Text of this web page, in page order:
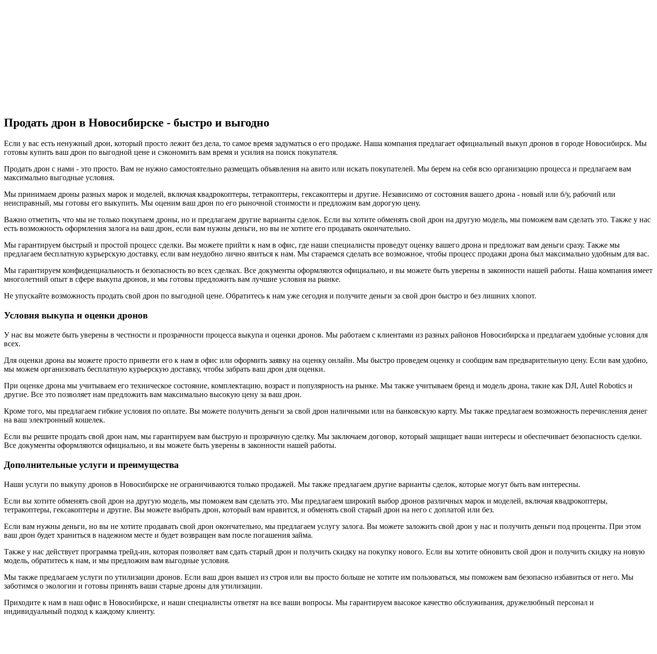
Продать дрон в Новосибирске - быстро и выгодно
Если у вас есть ненужный дрон, который просто лежит без дела, то самое время задуматься о его продаже. Наша компания предлагает официальный выкуп дронов в городе Новосибирск. Мы
готовы купить ваш дрон по выгодной цене и сэкономить вам время и усилия на поиск покупателя.
Продать дрон с нами - это просто. Вам не нужно самостоятельно размещать объявления на авито или искать покупателей. Мы берем на себя всю организацию процесса и предлагаем вам
максимально выгодные условия.
Мы принимаем дроны разных марок и моделей, включая квадрокоптеры, тетракоптеры, гексакоптеры и другие. Независимо от состояния вашего дрона - новый или б/у, рабочий или
неисправный, мы готовы его выкупить. Мы оценим ваш дрон по его рыночной стоимости и предложим вам дорогую цену.
Важно отметить, что мы не только покупаем дроны, но и предлагаем другие варианты сделок. Если вы хотите обменять свой дрон на другую модель, мы поможем вам сделать это. Также у нас
есть возможность оформления залога на ваш дрон, если вам нужны деньги, но вы не хотите его продавать окончательно.
Мы гарантируем быстрый и простой процесс сделки. Вы можете прийти к нам в офис, где наши специалисты проведут оценку вашего дрона и предложат вам деньги сразу. Также мы
предлагаем бесплатную курьерскую доставку, если вам неудобно лично явиться к нам. Мы стараемся сделать все возможное, чтобы процесс продажи дрона был максимально удобным для вас.
Мы гарантируем конфиденциальность и безопасность во всех сделках. Все документы оформляются официально, и вы можете быть уверены в законности нашей работы. Наша компания имеет
многолетний опыт в сфере выкупа дронов, и мы готовы предложить вам лучшие условия на рынке.
Не упускайте возможность продать свой дрон по выгодной цене. Обратитесь к нам уже сегодня и получите деньги за свой дрон быстро и без лишних хлопот.
Условия выкупа и оценки дронов
У нас вы можете быть уверены в честности и прозрачности процесса выкупа и оценки дронов. Мы работаем с клиентами из разных районов Новосибирска и предлагаем удобные условия для
всех.
Для оценки дрона вы можете просто привезти его к нам в офис или оформить заявку на оценку онлайн. Мы быстро проведем оценку и сообщим вам предварительную цену. Если вам удобно,
мы можем организовать бесплатную курьерскую доставку, чтобы забрать ваш дрон для оценки.
При оценке дрона мы учитываем его техническое состояние, комплектацию, возраст и популярность на рынке. Мы также учитываем бренд и модель дрона, такие как DJI, Autel Robotics и
другие. Все это позволяет нам предложить вам максимально высокую цену за ваш дрон.
Кроме того, мы предлагаем гибкие условия по оплате. Вы можете получить деньги за свой дрон наличными или на банковскую карту. Мы также предлагаем возможность перечисления денег
на ваш электронный кошелек.
Если вы решите продать свой дрон нам, мы гарантируем вам быструю и прозрачную сделку. Мы заключаем договор, который защищает ваши интересы и обеспечивает безопасность сделки.
Все документы оформляются официально, и вы можете быть уверены в законности нашей работы.
Дополнительные услуги и преимущества
Наши услуги по выкупу дронов в Новосибирске не ограничиваются только продажей. Мы также предлагаем другие варианты сделок, которые могут быть вам интересны.
Если вы хотите обменять свой дрон на другую модель, мы поможем вам сделать это. Мы предлагаем широкий выбор дронов различных марок и моделей, включая квадрокоптеры,
тетракоптеры, гексакоптеры и другие. Вы можете выбрать дрон, который вам нравится, и обменять свой старый дрон на него с доплатой или без.
Если вам нужны деньги, но вы не хотите продавать свой дрон окончательно, мы предлагаем услугу залога. Вы можете заложить свой дрон у нас и получить деньги под проценты. При этом
ваш дрон будет храниться в надежном месте и будет возвращен вам после погашения займа.
Также у нас действует программа трейд-ин, которая позволяет вам сдать старый дрон и получить скидку на покупку нового. Если вы хотите обновить свой дрон и получить скидку на новую
модель, обратитесь к нам, и мы предложим вам выгодные условия.
Мы также предлагаем услуги по утилизации дронов. Если ваш дрон вышел из строя или вы просто больше не хотите им пользоваться, мы поможем вам безопасно избавиться от него. Мы
заботимся о экологии и готовы принять ваши старые дроны для утилизации.
Приходите к нам в наш офис в Новосибирске, и наши специалисты ответят на все ваши вопросы. Мы гарантируем высокое качество обслуживания, дружелюбный персонал и
индивидуальный подход к каждому клиенту.